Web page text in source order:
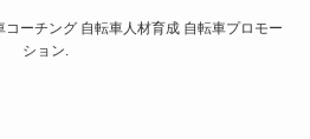
ーチング 自転車人材育成 自転車プロモー
ション.